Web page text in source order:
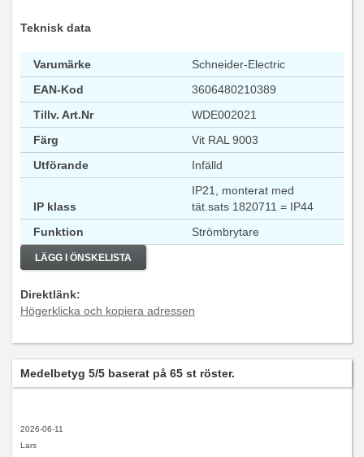
Teknisk data
Varumärke
Schneider-Electric
EAN-Kod
3606480210389
Tillv. Art.Nr
WDE002021
Färg
Vit RAL 9003
Utförande
Infälld
IP klass
IP21, monterat med
tät.sats 1820711 = IP44
Funktion
Strömbrytare
LÄGG I ÖNSKELISTA
Direktlänk:
Högerklicka och kopiera adressen
Medelbetyg 5/5 baserat på 65 st röster.
2026-06-11
Lars